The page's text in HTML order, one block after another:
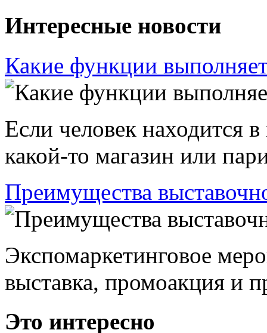
Интересные новости
Какие функции
Если человек находится
какой-то магазин или
Преимущества
Экспомаркетинговое
выставка, промоакция и
Это интересно